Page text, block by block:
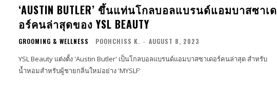
‘AUSTIN BUTLER’ ขึ้นแท่นโกลบอลแบรนด์แอมบาสซาเด
อร์คนล่าสุดของ YSL BEAUTY
GROOMING & WELLNESS POOHCHISS K. - AUGUST 8, 2023
YSL Beauty แต่งตั้ง 'Austin Butler' เป็นโกลบอลแบรนด์แอมบาสซาเดอร์คนล่าสุด สำหรับ
น้ำหอมสำหรับผู้ชายกลิ่นใหม่อย่าง 'MYSLF'